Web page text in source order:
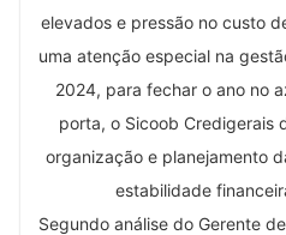
elevados e pressão no custo
uma atenção especial na
2024, para fechar o ano no
porta, o Sicoob Credigerais
organização e planejamento
estabilidade
Segundo análise do Gerente